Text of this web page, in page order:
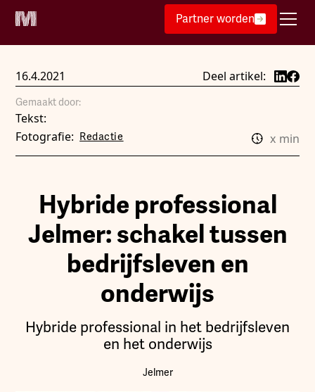
Partner worden
16.4.2021 Deel artikel:
Gemaakt door:
Tekst:
Fotografie:
Redactie x min
Hybride professional
Jelmer: schakel tussen
bedrijfsleven en
onderwijs
Hybride professional in het bedrijfsleven
en het onderwijs
Jelmer